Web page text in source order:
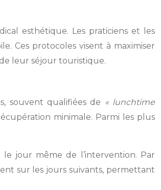
esthétique. Les praticiens et les
Ces protocoles visent à maximiser
leur séjour touristique.
souvent qualifiées de « lunchtime
minimale. Parmi les plus
jour même de l’intervention. Par
sur les jours suivants, permettant